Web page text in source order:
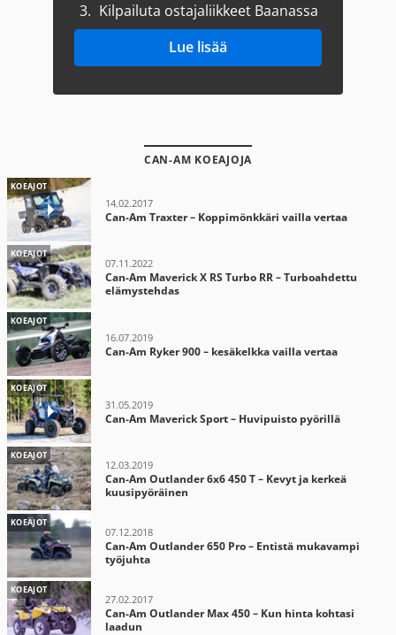
3. Kilpailuta ostajaliikkeet Baanassa
Lue lisää
CAN-AM KOEAJOJA
KOEAJOT
14.02.2017
Can-Am Traxter – Koppimönkkäri vailla vertaa
KOEAJOT
07.11.2022
Can-Am Maverick X RS Turbo RR – Turboahdettu
elämystehdas
KOEAJOT
16.07.2019
Can-Am Ryker 900 – kesäkelkka vailla vertaa
KOEAJOT
31.05.2019
Can-Am Maverick Sport – Huvipuisto pyörillä
KOEAJOT
12.03.2019
Can-Am Outlander 6x6 450 T – Kevyt ja kerkeä
kuusipyöräinen
KOEAJOT
07.12.2018
Can-Am Outlander 650 Pro – Entistä mukavampi
työjuhta
KOEAJOT
27.02.2017
Can-Am Outlander Max 450 – Kun hinta kohtasi
laadun